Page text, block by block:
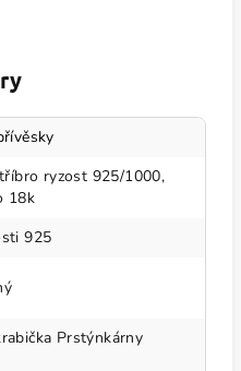
ryzost 925/1000,
18k
925
Prstýnkárny